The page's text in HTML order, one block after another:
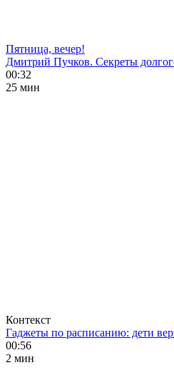
Пятница, вечер!
Дмитрий Пучков. Секреты
00:32
25 мин
Контекст
Гаджеты по расписанию: дети
00:56
2 мин